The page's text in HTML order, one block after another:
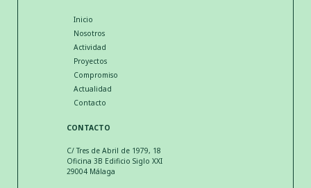
Inicio
Nosotros
Actividad
Proyectos
Compromiso
Actualidad
Contacto
CONTACTO
C/ Tres de Abril de 1979, 18
Oficina 3B Edificio Siglo XXI
29004 Málaga